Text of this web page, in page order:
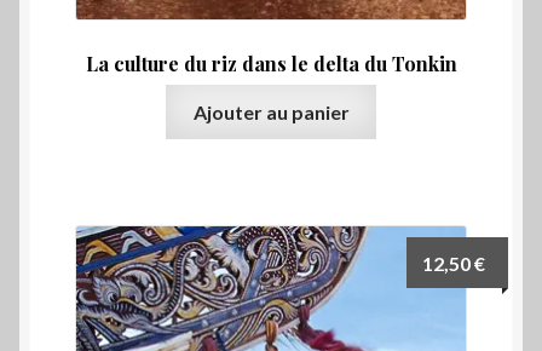
La culture du riz dans le delta du Tonkin
Ajouter au panier
12,50€